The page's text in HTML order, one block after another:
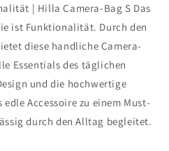
| Hilla Camera-Bag S Das
ist Funktionalität. Durch den
diese handliche Camera-
Essentials des täglichen
und die hochwertige
Accessoire zu einem Must-
durch den Alltag begleitet.